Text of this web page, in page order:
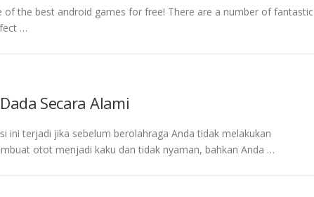
the best android games for free! There are a number of fantastic
…
Secara Alami
ini terjadi jika sebelum berolahraga Anda tidak melakukan
otot menjadi kaku dan tidak nyaman, bahkan Anda …